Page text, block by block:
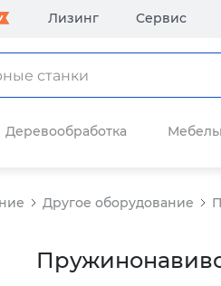
Лизинг Сервис
Деревообработка
Другое оборудование